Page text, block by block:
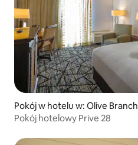
Pokój w hotelu w: Olive Branch
Pokój hotelowy Prive 28